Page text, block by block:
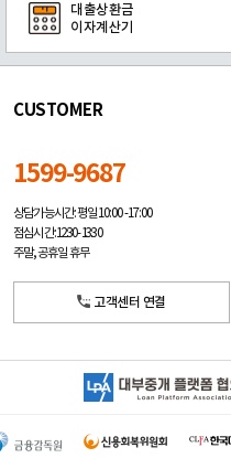
대출상환금
이자계산기
CUSTOMER
1599-9687
상담가능시간: 평일10:00 -17:00
점심시간: 12:30 - 13:30
주말, 공휴일 휴무
고객센터 연결